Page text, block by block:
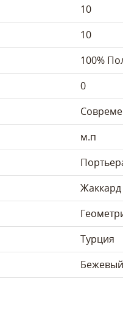
10
10
100%
0
м.п
Жаккард
Турция
Бежевый